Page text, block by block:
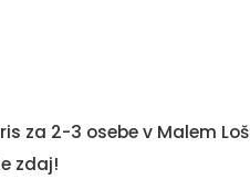
za 2-3 osebe v Malem
zdaj!